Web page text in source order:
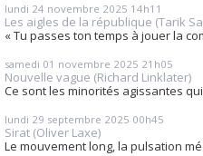
lundi 24 novembre 2025 14h11
Les aigles de la république (Tarik
« Tu passes ton temps à jouer la
samedi 01 novembre 2025 21h05
Nouvelle vague (Richard Linklater)
Ce sont les minorités agissantes
lundi 29 septembre 2025 00h45
Sirat (Oliver Laxe)
Le mouvement long, la pulsation